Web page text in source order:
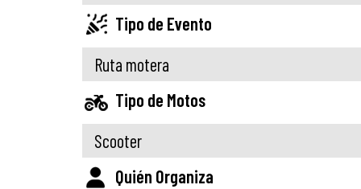
Tipo de Evento
Ruta motera
Tipo de Motos
Scooter
Quién Organiza